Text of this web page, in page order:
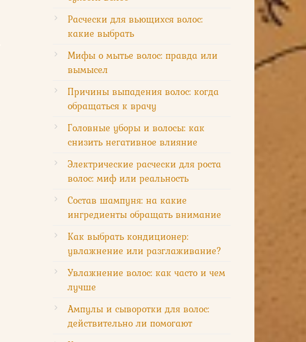
Расчески для вьющихся волос:
какие выбрать
Мифы о мытье волос: правда или
вымысел
Причины выпадения волос: когда
обращаться к врачу
Головные уборы и волосы: как
снизить негативное влияние
Электрические расчески для роста
волос: миф или реальность
Состав шампуня: на какие
ингредиенты обращать внимание
Как выбрать кондиционер:
увлажнение или разглаживание?
Увлажнение волос: как часто и чем
лучше
Ампулы и сыворотки для волос:
действительно ли помогают